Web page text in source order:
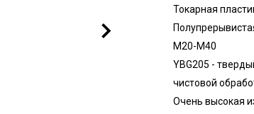
Токарная
M20-М40
YBG205 -
чистовой
Очень высокая